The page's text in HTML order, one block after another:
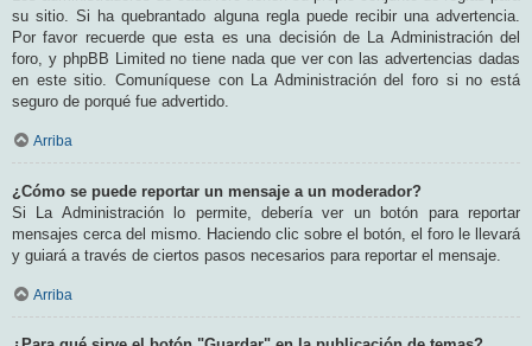
su sitio. Si ha quebrantado alguna regla puede recibir una advertencia.
Por favor recuerde que esta es una decisión de La Administración del
foro, y phpBB Limited no tiene nada que ver con las advertencias dadas
en este sitio. Comuníquese con La Administración del foro si no está
seguro de porqué fue advertido.
Arriba
¿Cómo se puede reportar un mensaje a un moderador?
Si La Administración lo permite, debería ver un botón para reportar
mensajes cerca del mismo. Haciendo clic sobre el botón, el foro le llevará
y guiará a través de ciertos pasos necesarios para reportar el mensaje.
Arriba